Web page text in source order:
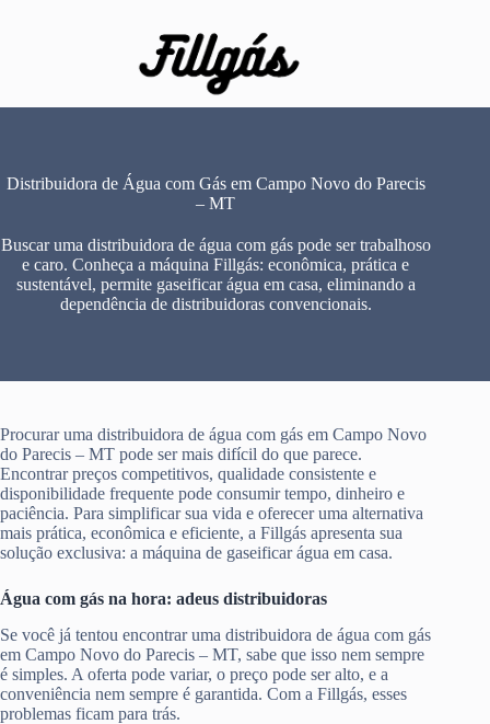
Distribuidora de Água com Gás em Campo Novo do Parecis
– MT
Buscar uma distribuidora de água com gás pode ser trabalhoso
e caro. Conheça a máquina Fillgás: econômica, prática e
sustentável, permite gaseificar água em casa, eliminando a
dependência de distribuidoras convencionais.
Procurar uma distribuidora de água com gás em Campo Novo
do Parecis – MT pode ser mais difícil do que parece.
Encontrar preços competitivos, qualidade consistente e
disponibilidade frequente pode consumir tempo, dinheiro e
paciência. Para simplificar sua vida e oferecer uma alternativa
mais prática, econômica e eficiente, a Fillgás apresenta sua
solução exclusiva: a máquina de gaseificar água em casa.
Água com gás na hora: adeus distribuidoras
Se você já tentou encontrar uma distribuidora de água com gás
em Campo Novo do Parecis – MT, sabe que isso nem sempre
é simples. A oferta pode variar, o preço pode ser alto, e a
conveniência nem sempre é garantida. Com a Fillgás, esses
problemas ficam para trás.